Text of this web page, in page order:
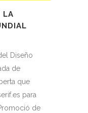
LA
Diseño
de
que
para
de